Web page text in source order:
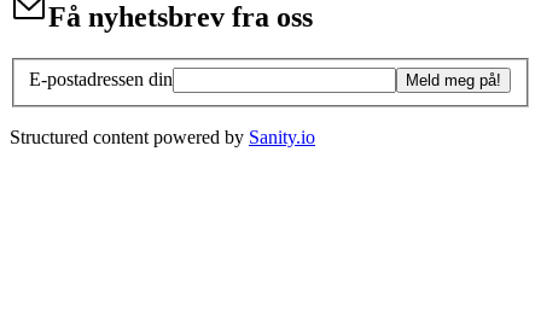
Få nyhetsbrev fra oss
E-postadressen din Meld meg på!
Structured content powered by Sanity.io